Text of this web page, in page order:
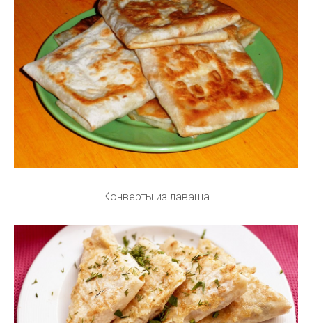
Конверты из лаваша